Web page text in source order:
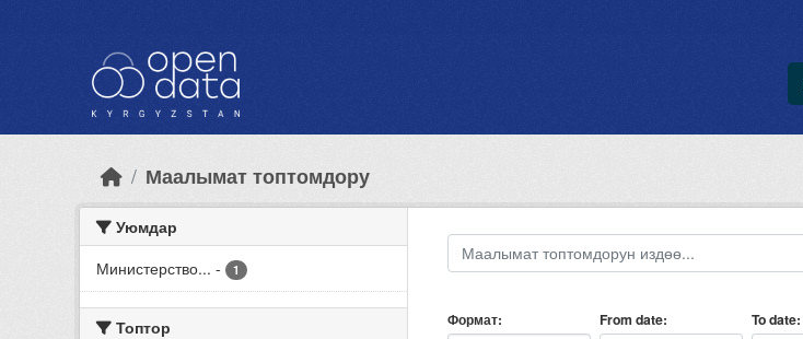
Маалымат топтомдору
Уюмдар
Министерство... - 1
Топтор Формат From date To date